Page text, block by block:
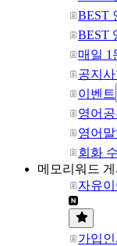
BEST
BEST
매일 1
공지
이벤트
영어
영어
회화
메모리워드
자유
가입